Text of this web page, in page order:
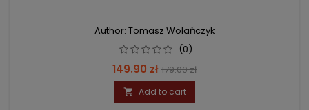
Author: Tomasz Wolańczyk
(0)
Price
149.90 zł Regular
price
179.00 zł
 Add to cart